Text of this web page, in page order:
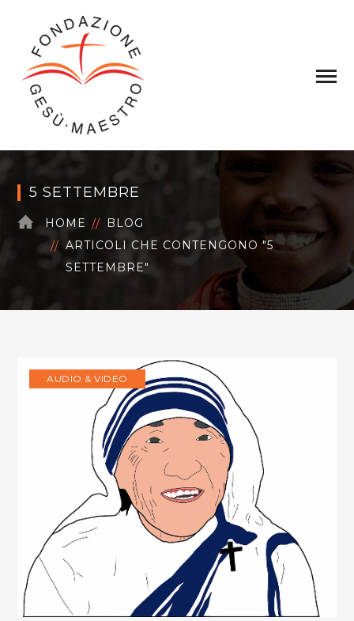
5 SETTEMBRE
HOME
BLOG
ARTICOLI CHE CONTENGONO "5
SETTEMBRE"
AUDIO & VIDEO